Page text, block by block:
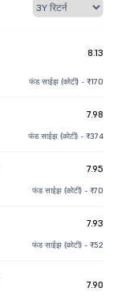
8.13
फंड साईझ (कोटी) - ₹170
7.98
फंड साईझ (कोटी) - ₹374
7.95
फंड साईझ (कोटी) - ₹70
7.93
फंड साईझ (कोटी) - ₹52
7.90